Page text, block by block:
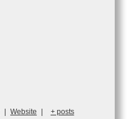
Website + posts